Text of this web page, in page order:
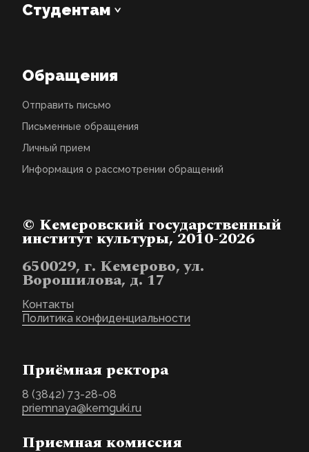
Студентам
Обращения
Отправить письмо
Письменные обращения
Личный прием
Информация о рассмотрении обращений
© Кемеровский государственный
институт культуры, 2010-2026
650029, г. Кемерово, ул.
Ворошилова, д. 17
Контакты
Политика конфиденциальности
Приёмная ректора
8 (3842) 73-28-08
priemnaya@kemguki.ru
Приемная комиссия